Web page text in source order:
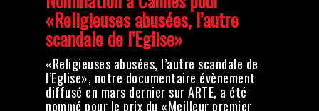
«Religieuses abusées, l’autre
scandale de l’Eglise»
«Religieuses abusées, l’autre scandale de
l’Eglise», notre documentaire évènement
diffusé en mars dernier sur ARTE, a été
nommé pour le prix du «Meilleur premier